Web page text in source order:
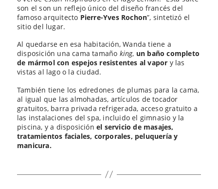
son el son un reflejo único del diseño francés del
famoso arquitecto Pierre-Yves Rochon”, sintetizó el
sitio del lugar.
Al quedarse en esa habitación, Wanda tiene a
disposición una cama tamaño king, un baño completo
de mármol con espejos resistentes al vapor y las
vistas al lago o la ciudad.
También tiene los edredones de plumas para la cama,
al igual que las almohadas, artículos de tocador
gratuitos, barra privada refrigerada, acceso gratuito a
las instalaciones del spa, incluido el gimnasio y la
piscina, y a disposición el servicio de masajes,
tratamientos faciales, corporales, peluquería y
manicura.